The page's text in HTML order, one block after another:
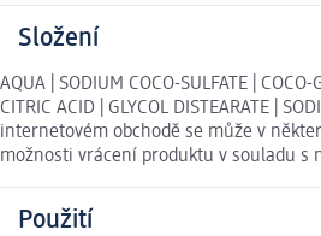
Složení
AQUA | SODIUM COCO-SULFATE | COCO-
CITRIC ACID | GLYCOL DISTEARATE |
internetovém obchodě se může v
možnosti vrácení produktu v souladu s
Použití